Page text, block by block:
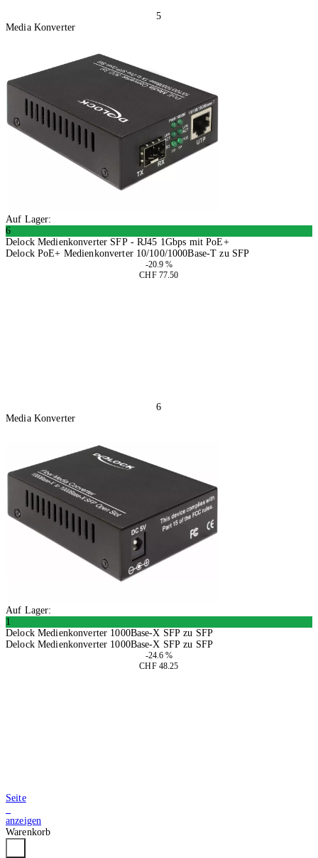
5
Media Konverter
Auf Lager:
6
Delock Medienkonverter SFP - RJ45 1Gbps mit PoE+
Delock PoE+ Medienkonverter 10/100/1000Base-T zu SFP
-20.9 %
CHF 77.50
6
Media Konverter
Auf Lager:
1
Delock Medienkonverter 1000Base-X SFP zu SFP
Delock Medienkonverter 1000Base-X SFP zu SFP
-24.6 %
CHF 48.25
Seite
anzeigen
Warenkorb